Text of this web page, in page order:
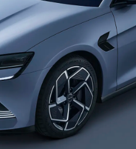
de 5 mm conecta
de agua y está revestida
de alto brillo delgado y
maravillosa sensación
y el cielo.
Class-HiFi
personaliza el modo
en la industria. Tiene la
de 775W y alta